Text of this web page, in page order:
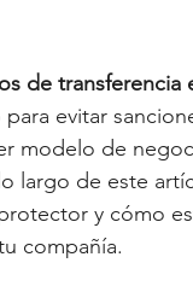
de transferencia
evitar
modelo de
largo de este
y cómo
compañía.